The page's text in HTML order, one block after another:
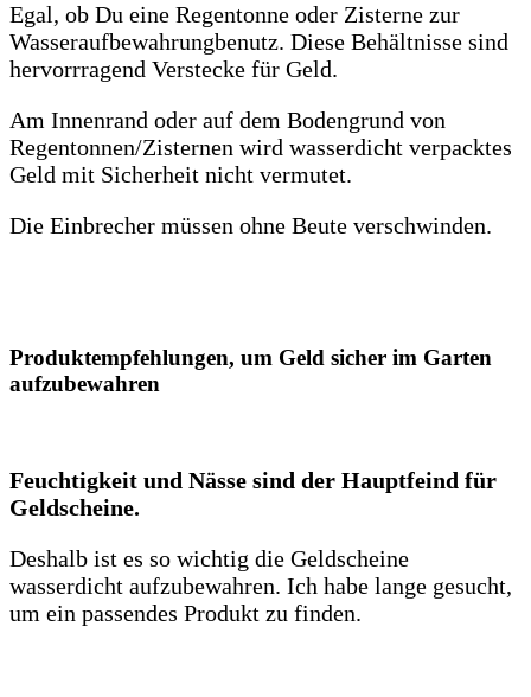
Egal, ob Du eine Regentonne oder Zisterne zur
Wasseraufbewahrungbenutz. Diese Behältnisse sind
hervorrragend Verstecke für Geld.
Am Innenrand oder auf dem Bodengrund von
Regentonnen/Zisternen wird wasserdicht verpacktes
Geld mit Sicherheit nicht vermutet.
Die Einbrecher müssen ohne Beute verschwinden.
Produktempfehlungen, um Geld sicher im Garten
aufzubewahren
Feuchtigkeit und Nässe sind der Hauptfeind für
Geldscheine.
Deshalb ist es so wichtig die Geldscheine
wasserdicht aufzubewahren. Ich habe lange gesucht,
um ein passendes Produkt zu finden.